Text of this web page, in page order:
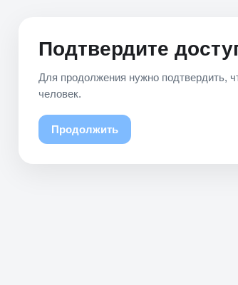
Подтвердите
Для продолжения нужно подтвердить,
человек.
Продолжить